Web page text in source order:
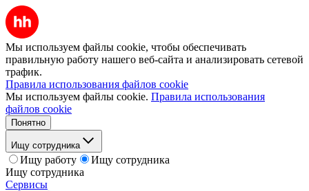
Мы используем файлы cookie, чтобы обеспечивать
правильную работу нашего веб-сайта и анализировать сетевой
трафик.
Правила использования файлов cookie
Мы используем файлы cookie. Правила использования
файлов cookie
Понятно
Ищу сотрудника
Ищу работу
Ищу сотрудника
Ищу сотрудника
Сервисы